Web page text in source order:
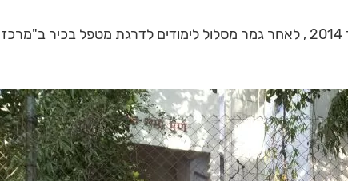
סטאז'רים לאיורוודה סיימו סטאז' בפונה הודו בפברואר 2014 , לאחר גמר מסלול לימודים לדרגת מטפל בכיר ב"מרכז